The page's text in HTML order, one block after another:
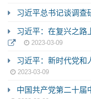
习近平总书记谈调查
习近平：在复兴之
2023-03-09
习近平：新时代党和
2023-03-09
中国共产党第二十届